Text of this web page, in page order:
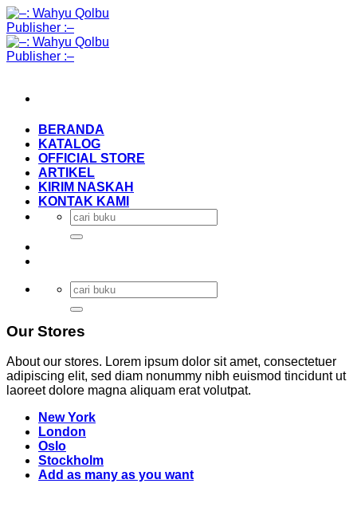
Skip
to
content
BERANDA
KATALOG
OFFICIAL STORE
ARTIKEL
KIRIM NASKAH
KONTAK KAMI
Search
for:
Search
for:
Our Stores
About our stores. Lorem ipsum dolor sit amet, consectetuer
adipiscing elit, sed diam nonummy nibh euismod tincidunt ut
laoreet dolore magna aliquam erat volutpat.
New York
London
Oslo
Stockholm
Add as many as you want